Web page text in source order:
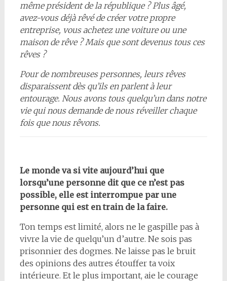
même président de la république ? Plus âgé,
avez-vous déjà rêvé de créer votre propre
entreprise, vous achetez une voiture ou une
maison de rêve ? Mais que sont devenus tous ces
rêves ?
Pour de nombreuses personnes, leurs rêves
disparaissent dès qu’ils en parlent à leur
entourage. Nous avons tous quelqu’un dans notre
vie qui nous demande de nous réveiller chaque
fois que nous rêvons.
Le monde va si vite aujourd’hui que
lorsqu’une personne dit que ce n’est pas
possible, elle est interrompue par une
personne qui est en train de la faire.
Ton temps est limité, alors ne le gaspille pas à
vivre la vie de quelqu’un d’autre. Ne sois pas
prisonnier des dogmes. Ne laisse pas le bruit
des opinions des autres étouffer ta voix
intérieure. Et le plus important, aie le courage